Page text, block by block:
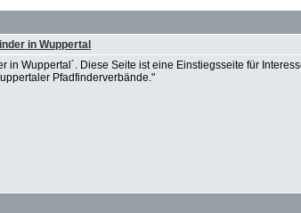
in Wuppertal
in Wuppertal´. Diese Seite ist eine Einstiegsseite für
Pfadfinderverbände."